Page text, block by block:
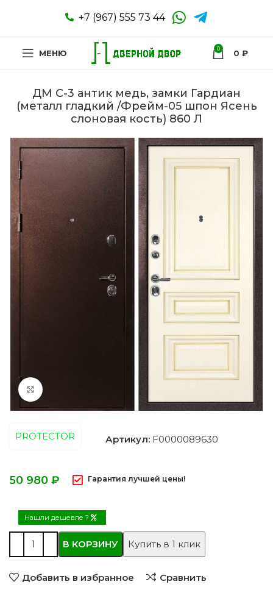
+7 (967) 555 73 44
МЕНЮ 0 0 ₽
ДМ С-3 антик медь, замки Гардиан
(металл гладкий /Фрейм-05 шпон Ясень
слоновая кость) 860 Л
Нажмите, чтобы увеличить
PROTECTOR Артикул: F0000089630
₽ Гарантия лучшей цены!
Нашли дешевле ?
В КОРЗИНУ Купить в 1 клик
Добавить в избранное Сравнить